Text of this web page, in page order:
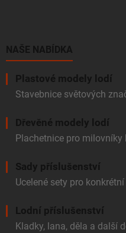
NAŠE NABÍDKA
Plastové modely lodí
Stavebnice světových
Dřevěné modely lodí
Plachetnice pro milovníky
Sady příslušenství
Ucelené sety pro
Lodní příslušenství
Kladky, lana, děla a další